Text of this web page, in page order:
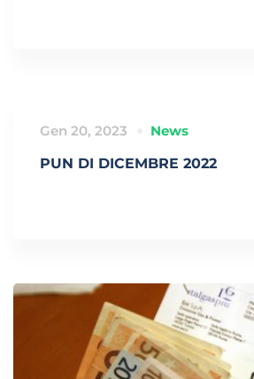
Gen 20, 2023
News
PUN DI DICEMBRE 2022